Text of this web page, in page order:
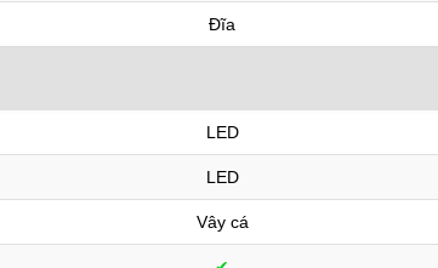
Đĩa
LED
LED
Vây cá